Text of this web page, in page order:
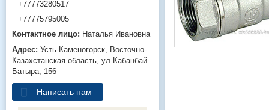
+77773280517
+77775795005
Наталья Ивановна
Усть-Каменогорск
Восточно-
Казахстанская область ул.Кабанбай
Батыра, 156
Написать нам